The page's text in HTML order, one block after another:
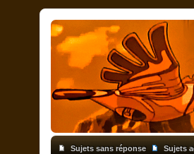
Sujets sans réponse Sujets